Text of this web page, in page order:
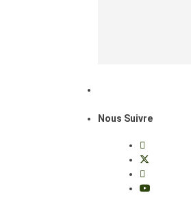
Nous Suivre